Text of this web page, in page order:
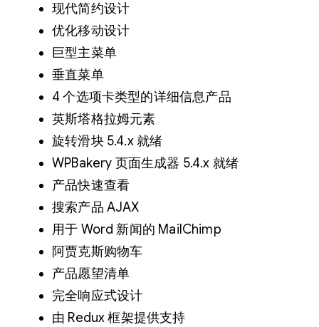
现代简约设计
优化移动设计
巨型主菜单
垂直菜单
4 个选项卡类型的详细信息产品
英斯塔格拉姆元素
旋转滑块 5.4.x 就绪
WPBakery 页面生成器 5.4.x 就绪
产品快速查看
搜索产品 AJAX
用于 Word 新闻的 MailChimp
阿贾克斯购物车
产品愿望清单
完全响应式设计
由 Redux 框架提供支持